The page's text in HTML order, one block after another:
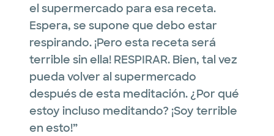
el supermercado para esa receta.
Espera, se supone que debo estar
respirando. ¡Pero esta receta será
terrible sin ella! RESPIRAR. Bien, tal vez
pueda volver al supermercado
después de esta meditación. ¿Por qué
estoy incluso meditando? ¡Soy terrible
en esto!”